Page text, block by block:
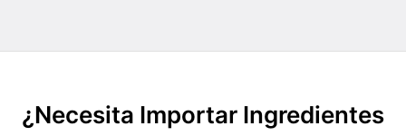
¿Necesita Importar Ingredientes